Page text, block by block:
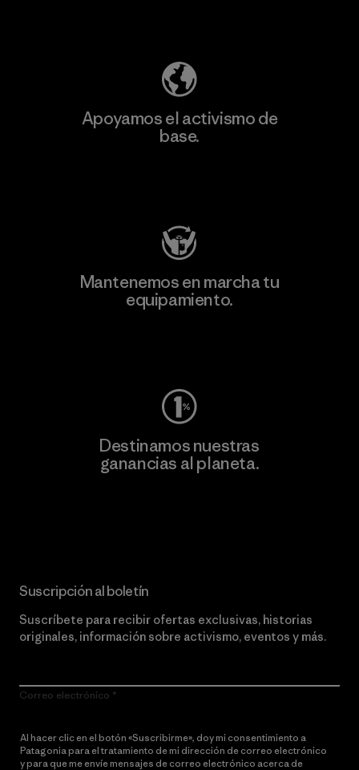
Apoyamos el activismo de
base.
Mantenemos en marcha tu
equipamiento.
Destinamos nuestras
ganancias al planeta.
Suscripción al boletín
Suscríbete para recibir ofertas exclusivas, historias
originales, información sobre activismo, eventos y más.
Correo electrónico
Al hacer clic en el botón «Suscribirme», doy mi consentimiento a
Patagonia para el tratamiento de mi dirección de correo electrónico
y para que me envíe mensajes de correo electrónico acerca de